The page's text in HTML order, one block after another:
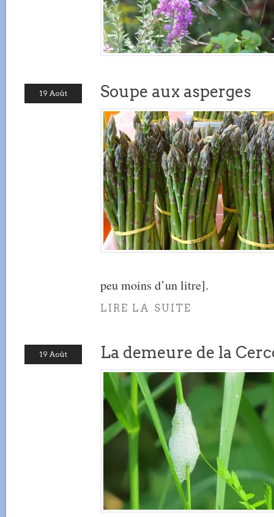
19 Août Soupe aux asperges
peu moins d’un litre].
LIRE LA SUITE
19 Août La demeure de la